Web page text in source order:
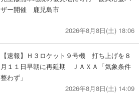
ザー開催 鹿児島市
2026年8月8日(土) 18:06
【速報】Ｈ３ロケット９号機 打ち上げを８
月１１日早朝に再延期 ＪＡＸＡ「気象条件
整わず」
2026年8月8日(土) 14:09